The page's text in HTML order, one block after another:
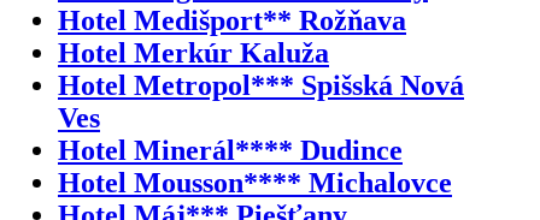
Hotel Medišport** Rožňava
Hotel Merkúr Kaluža
Hotel Metropol*** Spišská Nová
Ves
Hotel Minerál**** Dudince
Hotel Mousson**** Michalovce